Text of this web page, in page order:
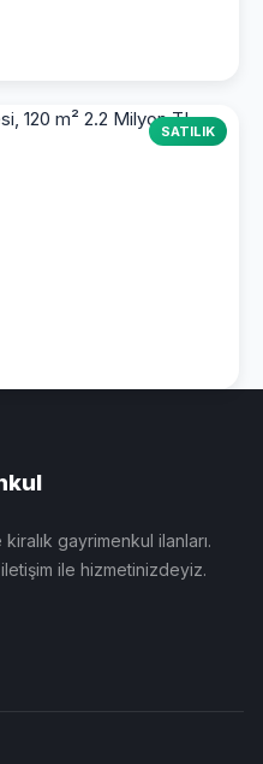
SATILIK
gayrimenkul ilanları.
ile hizmetinizdeyiz.